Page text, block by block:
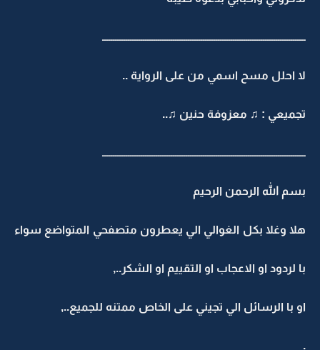
ـــــــــــــــــــــــــــــــــــــــــــــــــــــــــــــــــــــــــــــــــــــــــــــــ
لا احلل مسح اسمي من على الرواية ..
تجميعي : ♫ معزوفة حنين ♫..
ـــــــــــــــــــــــــــــــــــــــــــــــــــــــــــــــــــــــــــــــــــــــــــــــ
بسم الله الرحمن الرحيم
هلا وغلا بكل الغوالي الي يعطرون متصفحي المتواضع سواء
با لردود او الاعجاب او التقييم او الشكر..,
او با الرسائل الي تجيني على الخاص ممتنه للجميع..,
.